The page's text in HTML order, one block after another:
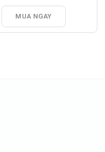
là:
9.680.000 VNĐ.
hiện
là:
7.200.000 VNĐ.
MUA NGAY